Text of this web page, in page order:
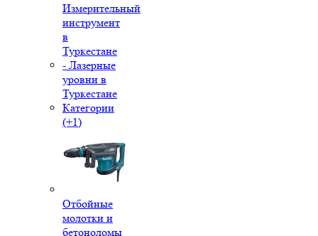
Измерительный
инструмент
в
Туркестане
- Лазерные
уровни в
Туркестане
Категории
(+1)
Отбойные
молотки и
бетоноломы